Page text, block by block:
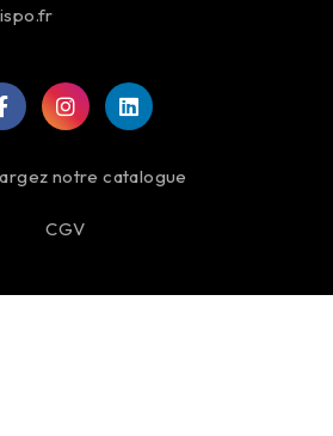
notre catalogue
CGV